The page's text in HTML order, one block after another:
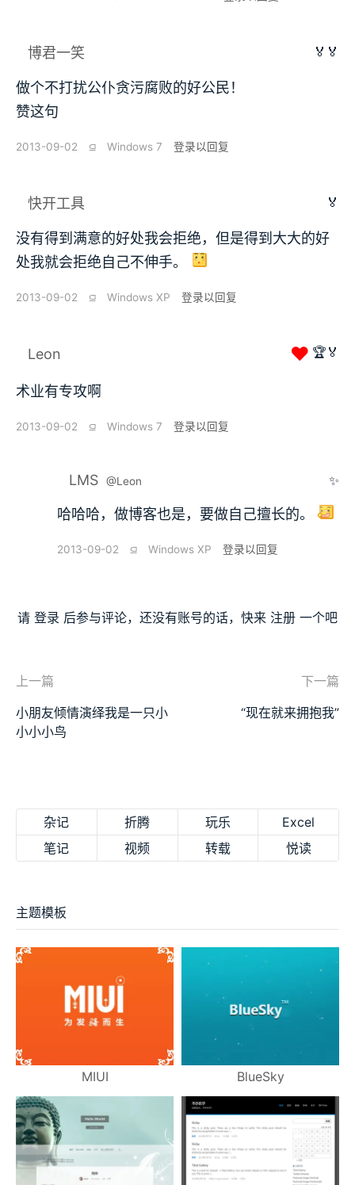
博君一笑 🏅🏅
做个不打扰公仆贪污腐败的好公民！
赞这句
2013-09-02 ⫑ Windows 7 登录以回复
快开工具 🏅
没有得到满意的好处我会拒绝，但是得到大大的好
处我就会拒绝自己不伸手。
2013-09-02 ⫑ Windows XP 登录以回复
Leon ❤ 🏆🏅
术业有专攻啊
2013-09-02 ⫑ Windows 7 登录以回复
LMS @Leon ✨
哈哈哈，做博客也是，要做自己擅长的。
2013-09-02 ⫑ Windows XP 登录以回复
请 登录 后参与评论，还没有账号的话，快来 注册 一个吧
上一篇
小朋友倾情演绎我是一只小
小小小鸟
下一篇
“现在就来拥抱我”
杂记 折腾 玩乐
Excel
笔记
视频 转载 悦读
主题模板
MIUI BlueSky